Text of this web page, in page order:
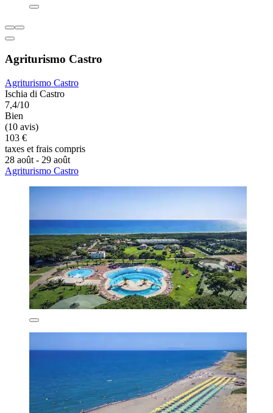
Agriturismo Castro
Agriturismo Castro
Ischia di Castro
7,4/10
Bien
(10 avis)
103 €
taxes et frais compris
28 août - 29 août
Agriturismo Castro